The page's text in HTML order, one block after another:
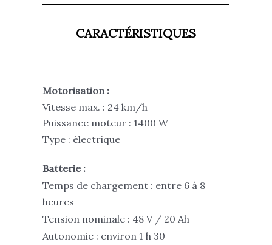
CARACTÉRISTIQUES
Motorisation :
Vitesse max. : 24 km/h
Puissance moteur : 1400 W
Type : électrique
Batterie :
Temps de chargement : entre 6 à 8
heures
Tension nominale : 48 V / 20 Ah
Autonomie : environ 1 h 30